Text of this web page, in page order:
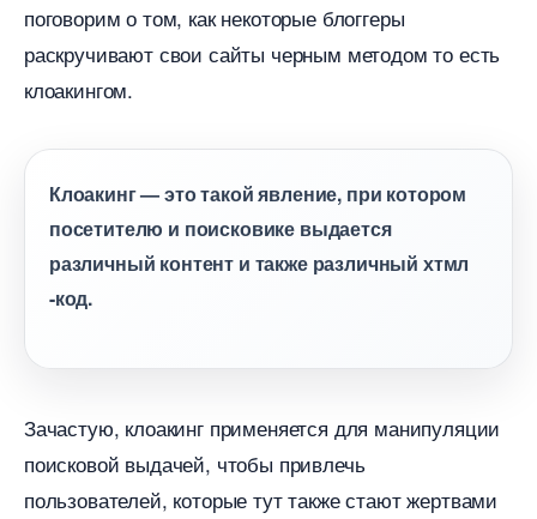
поговорим о том, как некоторые блоггеры
раскручивают свои сайты черным методом то есть
клоакингом.
Клоакинг — это такой явление, при котором
посетителю и поисковике выдается
различный контент и также различный хтмл
-код.
Зачастую, клоакинг применяется для манипуляции
поисковой выдачей, чтобы привлечь
пользователей, которые тут также стают жертвами